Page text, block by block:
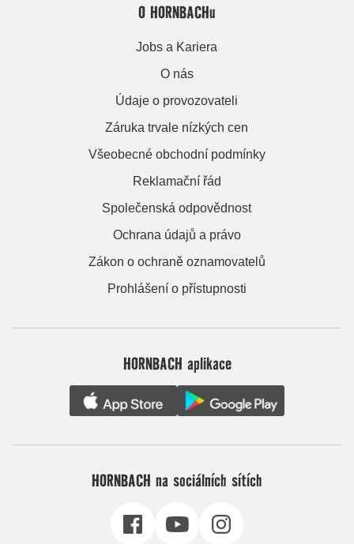
O HORNBACHu
Jobs a Kariera
O nás
Údaje o provozovateli
Záruka trvale nízkých cen
Všeobecné obchodní podmínky
Reklamační řád
Společenská odpovědnost
Ochrana údajů a právo
Zákon o ochraně oznamovatelů
Prohlášení o přístupnosti
HORNBACH aplikace
HORNBACH na sociálních sítích